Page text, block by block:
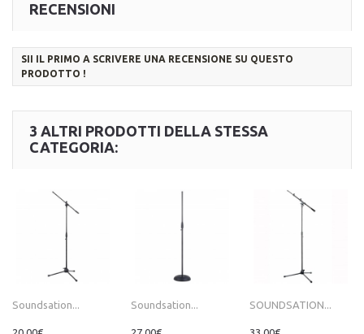
RECENSIONI
SII IL PRIMO A SCRIVERE UNA RECENSIONE SU QUESTO
PRODOTTO !
3 ALTRI PRODOTTI DELLA STESSA
CATEGORIA:
Soundsation... Soundsation... SOUNDSATION...